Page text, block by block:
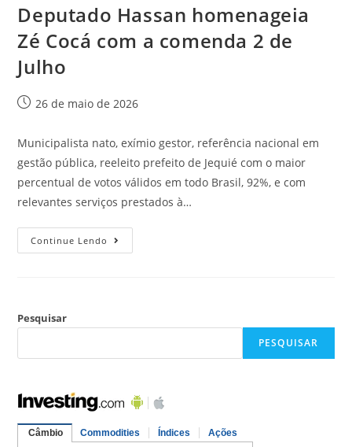
Deputado Hassan homenageia
Zé Cocá com a comenda 2 de
Julho
26 de maio de 2026
Municipalista nato, exímio gestor, referência nacional em
gestão pública, reeleito prefeito de Jequié com o maior
percentual de votos válidos em todo Brasil, 92%, e com
relevantes serviços prestados à…
Continue Lendo
Pesquisar
PESQUISAR